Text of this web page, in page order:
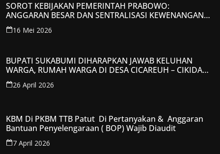
SOROT KEBIJAKAN PEMERINTAH PRABOWO:
ANGGARAN BESAR DAN SENTRALISASI KEWENANGAN
JADI PERHATIAN; LPP-TIPIKOR RI BERIKAN TANGGAPAN
KRITIS
16 Mei 2026
BUPATI SUKABUMI DIHARAPKAN JAWAB KELUHAN
WARGA, RUMAH WARGA DI DESA CICAREUH – CIKIDANG
DIAMBRUKAN
26 April 2026
KBM Di PKBM TTB Patut Di Pertanyakan & Anggaran
Bantuan Penyelengaraan ( BOP) Wajib Diaudit
7 April 2026